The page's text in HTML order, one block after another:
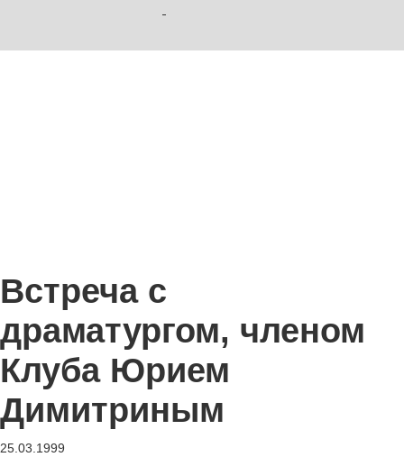
Встреча с
драматургом, членом
Клуба Юрием
Димитриным
25.03.1999